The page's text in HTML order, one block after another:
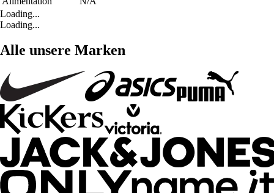
Loading...
Loading...
Alle unsere Marken